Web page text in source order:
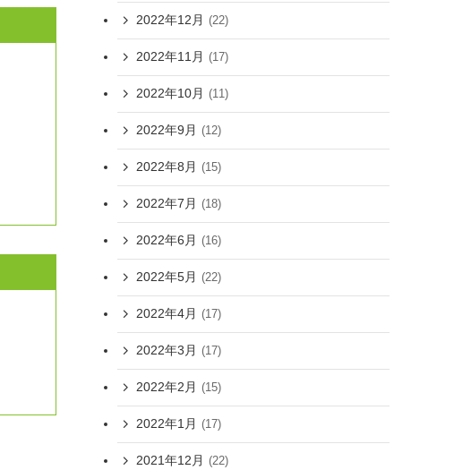
2022年12月 (22)
2022年11月 (17)
2022年10月 (11)
2022年9月 (12)
2022年8月 (15)
2022年7月 (18)
2022年6月 (16)
2022年5月 (22)
2022年4月 (17)
2022年3月 (17)
2022年2月 (15)
2022年1月 (17)
2021年12月 (22)